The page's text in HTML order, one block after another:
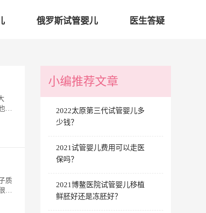
俄罗斯试管婴儿 医生答疑
有
质
难
小编推荐文章
2022太原第三代试管婴儿多
少钱？
2021试管婴儿费用可以走医
保吗？
2021博鳌医院试管婴儿移植
鲜胚好还是冻胚好？